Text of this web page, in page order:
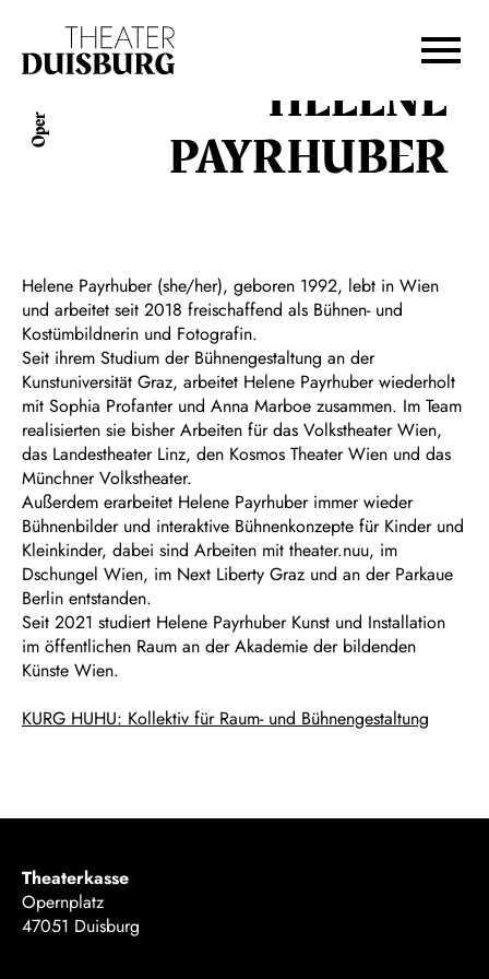
Zur Hauptnavigation springen
Zum Footer springen
Oper HELENE
PAYRHUBER
Helene Payrhuber (she/her), geboren 1992, lebt in Wien
und arbeitet seit 2018 freischaffend als Bühnen- und
Kostümbildnerin und Fotografin.
Seit ihrem Studium der Bühnengestaltung an der
Kunstuniversität Graz, arbeitet Helene Payrhuber wiederholt
mit Sophia Profanter und Anna Marboe zusammen. Im Team
realisierten sie bisher Arbeiten für das Volkstheater Wien,
das Landestheater Linz, den Kosmos Theater Wien und das
Münchner Volkstheater.
Außerdem erarbeitet Helene Payrhuber immer wieder
Bühnenbilder und interaktive Bühnenkonzepte für Kinder und
Kleinkinder, dabei sind Arbeiten mit theater.nuu, im
Dschungel Wien, im Next Liberty Graz und an der Parkaue
Berlin entstanden.
Seit 2021 studiert Helene Payrhuber Kunst und Installation
im öffentlichen Raum an der Akademie der bildenden
Künste Wien.
KURG HUHU: Kollektiv für Raum- und Bühnengestaltung
Theaterkasse
Opernplatz
47051 Duisburg